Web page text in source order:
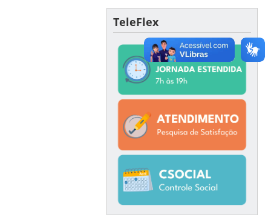
TeleFlex